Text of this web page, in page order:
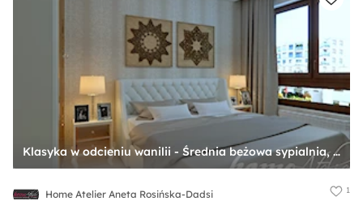
Klasyka w odcieniu wanilii - Średnia beżowa sypialnia, styl tradycyjny - zdjęcie od Home Atelier Aneta Rosińska-Dadsi
Home Atelier Aneta Rosińska-Dadsi 1